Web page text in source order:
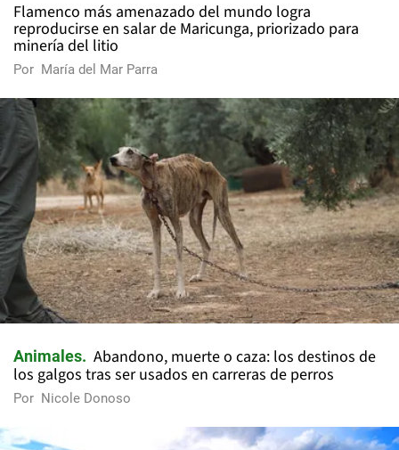
Flamenco más amenazado del mundo logra
reproducirse en salar de Maricunga, priorizado para
minería del litio
Por María del Mar Parra
Animales
Abandono, muerte o caza: los destinos de
los galgos tras ser usados en carreras de perros
Por Nicole Donoso